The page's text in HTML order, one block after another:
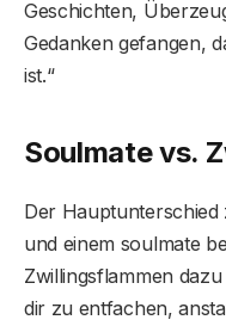
Geschichten,
Gedanken gefangen,
ist.“
Soulmate vs.
Der Hauptunterschied
und einem soulmate
Zwillingsflammen
dir zu entfachen,